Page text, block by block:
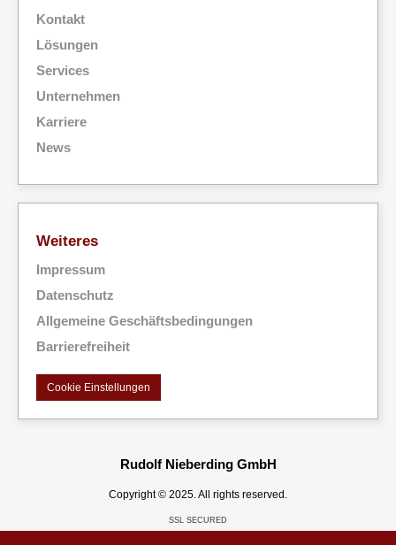
Kontakt
Lösungen
Services
Unternehmen
Karriere
News
Weiteres
Impressum
Datenschutz
Allgemeine Geschäftsbedingungen
Barrierefreiheit
Cookie Einstellungen
Rudolf Nieberding GmbH
Copyright © 2025.All rights reserved.
SSL SECURED